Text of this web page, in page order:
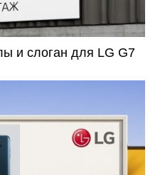
и слоган для LG G7